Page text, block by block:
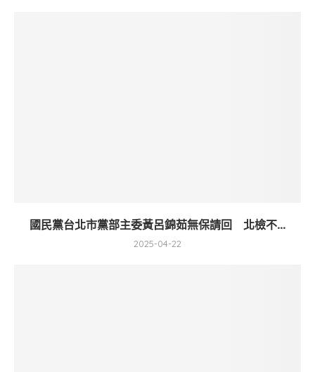
國民黨台北市黨部主委黃呂錦茹無保請回 北檢不...
2025-04-22